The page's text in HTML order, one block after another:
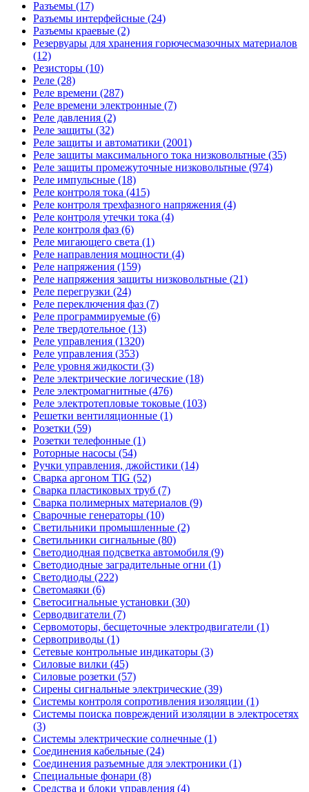
Разъемы (17)
Разъемы интерфейсные (24)
Разъемы краевые (2)
Резервуары для хранения горючесмазочных материалов
(12)
Резисторы (10)
Реле (28)
Реле времени (287)
Реле времени электронные (7)
Реле давления (2)
Реле защиты (32)
Реле защиты и автоматики (2001)
Реле защиты максимального тока низковольтные (35)
Реле защиты промежуточные низковольтные (974)
Реле импульсные (18)
Реле контроля тока (415)
Реле контроля трехфазного напряжения (4)
Реле контроля утечки тока (4)
Реле контроля фаз (6)
Реле мигающего света (1)
Реле направления мощности (4)
Реле напряжения (159)
Реле напряжения защиты низковольтные (21)
Реле перегрузки (24)
Реле переключения фаз (7)
Реле программируемые (6)
Реле твердотельное (13)
Реле управления (1320)
Реле управления (353)
Реле уровня жидкости (3)
Реле электрические логические (18)
Реле электромагнитные (476)
Реле электротепловые токовые (103)
Решетки вентиляционные (1)
Розетки (59)
Розетки телефонные (1)
Роторные насосы (54)
Ручки управления, джойстики (14)
Сварка аргоном TIG (52)
Сварка пластиковых труб (7)
Сварка полимерных материалов (9)
Сварочные генераторы (10)
Светильники промышленные (2)
Светильники сигнальные (80)
Светодиодная подсветка автомобиля (9)
Светодиодные заградительные огни (1)
Светодиоды (222)
Светомаяки (6)
Светосигнальные установки (30)
Серводвигатели (7)
Сервомоторы, бесщеточные электродвигатели (1)
Сервоприводы (1)
Сетевые контрольные индикаторы (3)
Силовые вилки (45)
Силовые розетки (57)
Сирены сигнальные электрические (39)
Системы контроля сопротивления изоляции (1)
Системы поиска повреждений изоляции в электросетях
(3)
Системы электрические солнечные (1)
Соединения кабельные (24)
Соединения разъемные для электроники (1)
Специальные фонари (8)
Средства и блоки управления (4)